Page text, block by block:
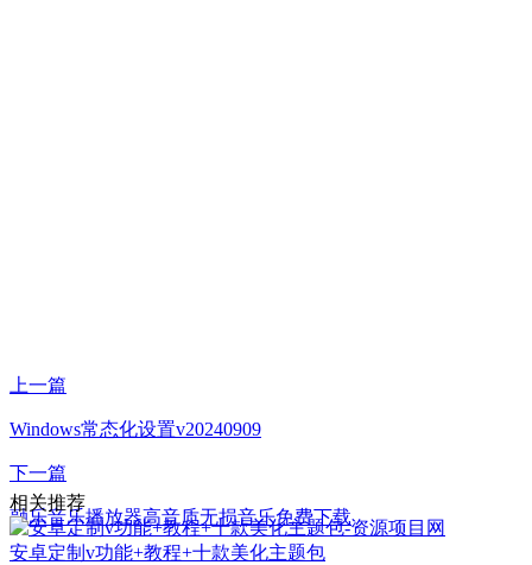
上一篇
Windows常态化设置v20240909
下一篇
融乐音乐播放器高音质无损音乐免费下载
相关推荐
安卓定制v功能+教程+十款美化主题包